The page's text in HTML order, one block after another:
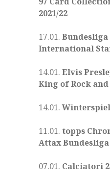
2021/22
17.01.Bundesliga
International
14.01.Elvis
King of Rock
14.01.
11.01.topps
Attax Bundesliga
07.01. Calciatori